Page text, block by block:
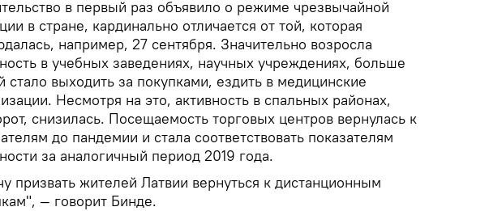
в первый раз объявило о режиме чрезвычайной
в стране, кардинально отличается от той, которая
например, 27 сентября. Значительно возросла
в учебных заведениях, научных учреждениях, больше
стало выходить за покупками, ездить в медицинские
Несмотря на это, активность в спальных районах,
снизилась. Посещаемость торговых центров вернулась к
до пандемии и стала соответствовать показателям
за аналогичный период 2019 года.
призвать жителей Латвии вернуться к дистанционным
— говорит Бинде.